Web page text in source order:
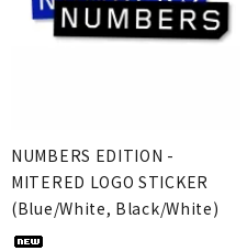
NUMBERS EDITION -
MITERED LOGO STICKER
(Blue/White, Black/White)